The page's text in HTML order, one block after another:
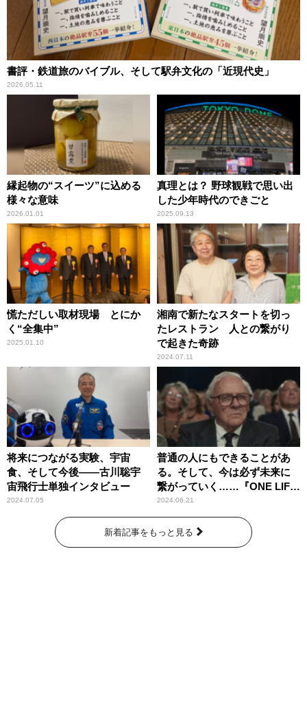
書評・鉄道旅のバイブル、そして駅弁文化の「近現代史」
2026.05.11
縁起物の“スイーツ”に込める
様々な意味
2026.01.01
真理とは？ 野球観戦で思い出
した少年時代のできごと
2025.09.13
慌ただしい取材現場 とにか
く“全集中”
2025.01.10
湘南で新たなスタートを切っ
たレストラン 人との繋がり
で起きた奇跡
2024.07.11
将来につながる実験、宇宙
食、そして今後――古川聡宇
宙飛行士単独インタビュー
2024.07.05
普通の人にもできることがあ
る。そして、今は必ず未来に
繋がっていく……『ONE LIFE
奇跡が繋いだ6000の命』
2024.06.21
新着記事をもっと見る